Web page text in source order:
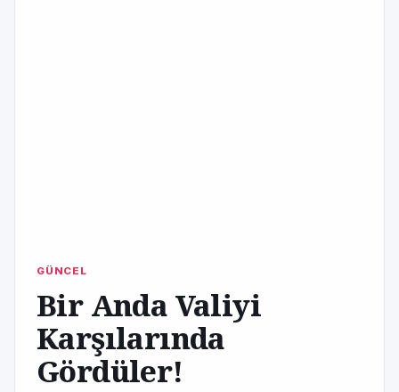
GÜNCEL
Bir Anda Valiyi
Karşılarında
Gördüler!